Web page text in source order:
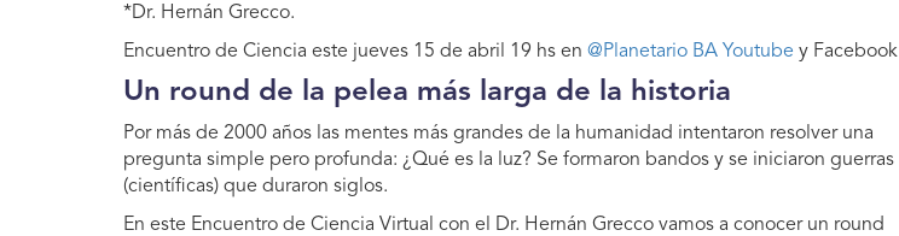
*Dr. Hernán Grecco.
Encuentro de Ciencia este jueves 15 de abril 19 hs en @Planetario BA Youtube y Facebook
Un round de la pelea más larga de la historia
Por más de 2000 años las mentes más grandes de la humanidad intentaron resolver una
pregunta simple pero profunda: ¿Qué es la luz? Se formaron bandos y se iniciaron guerras
(científicas) que duraron siglos.
En este Encuentro de Ciencia Virtual con el Dr. Hernán Grecco vamos a conocer un round